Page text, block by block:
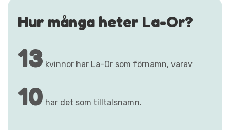
Hur många heter La-Or?
13 kvinnor har La-Or som förnamn, varav
10 har det som tilltalsnamn.